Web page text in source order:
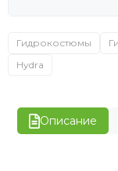
Гидрокостюмы
Hydra
Описание